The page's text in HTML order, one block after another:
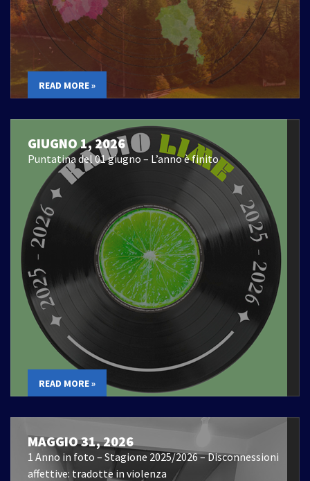
READ MORE »
GIUGNO 1, 2026
Puntatina del 01 giugno – L’anno è finito
READ MORE »
MAGGIO 31, 2026
1 Anno in foto – Stagione 2025/2026 – Disconnessioni
affettive: tradotte in violenza